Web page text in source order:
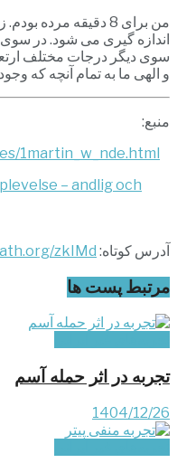
من برای 8 دقیقه
اندازه گیری می شود. در سوی
سوی دیگر درجات مختلف
و الهی ما به تمام آنچه که
منبع:
1martin_w_nde.html
– andlig och
آدرس کوتاه: zkIMd
مرتبط پست ها
تجربه در اثر حمله آسم
1404/12/26